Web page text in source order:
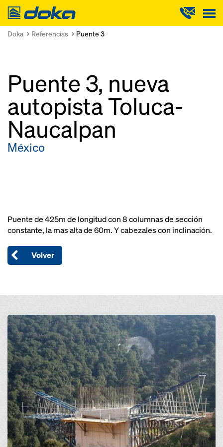
Doka
Doka Referencias Puente 3
Puente 3, nueva
autopista Toluca-
Naucalpan
México
Puente de 425m de longitud con 8 columnas de sección
constante, la mas alta de 60m. Y cabezales con inclinación.
Volver
Open